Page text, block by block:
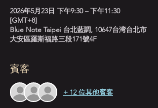
2026年5月23日 下午9:30 – 下午11:30
[GMT+8]
Blue Note Taipei 台北藍調, 10647台湾台北市
大安區羅斯福路三段171號4F
賓客
+ 12 位其他賓客